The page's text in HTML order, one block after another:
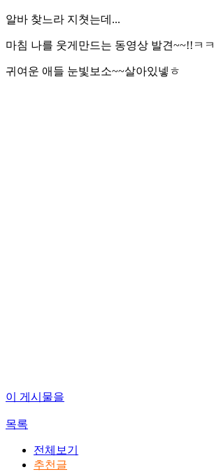
알바 찾느라 지쳣는데...
마침 나를 웃게만드는 동영상 발견~~!!ㅋㅋ
귀여운 애들 눈빛보소~~살아있넿ㅎ
이 게시물을
목록
전체보기
추천글